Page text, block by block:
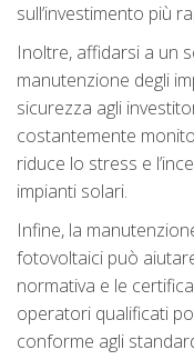
sull’investimento più
Inoltre, affidarsi a un
manutenzione degli
sicurezza agli
costantemente
riduce lo stress e
impianti solari.
Infine, la
fotovoltaici può
normativa e le
operatori qualificati
conforme agli